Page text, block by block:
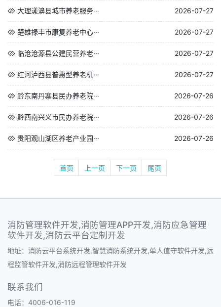
大理漾濞县城市养老服务··· 2026-07-27
楚雄禄丰市康复养老中心··· 2026-07-27
临沧沧源县公建民营养老··· 2026-07-27
红河泸西县普惠型养老机··· 2026-07-27
黔东南丹寨县民办养老院··· 2026-07-26
黔西南兴义市民办养老院··· 2026-07-26
贵阳观山湖区养老产业园··· 2026-07-26
首页 上一页 下一页 尾页
消防管理软件开发,消防管理APP开发,消防应急管理
软件开发,消防云平台定制开发
地址：消防云平台系统开发,智慧消防系统开发,单人值守软件开发,远
程监管软件开发,消防远程管理软件开发
联系我们
电话：4006-016-119